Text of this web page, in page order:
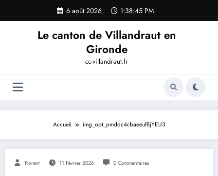
contenu
6 août 2026 1:38:46 PM
Le canton de Villandraut en
Gironde
cc-villandraut.fr
Accueil img_opt_pmddc4cbaeeufBjYEU3
Florent 11 Février 2026 0 Commentaires